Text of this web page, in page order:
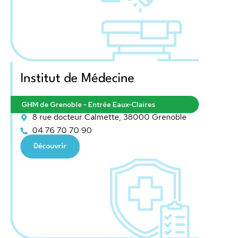
Institut de Médecine
GHM de Grenoble - Entrée Eaux-Claires
8 rue docteur Calmette, 38000 Grenoble
04 76 70 70 90
Découvrir